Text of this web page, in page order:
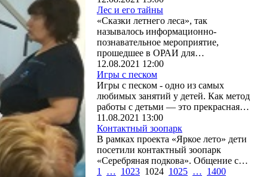
Лес и его тайны
«Сказки летнего леса», так
называлось информационно-
познавательное мероприятие,
прошедшее в ОРАИ для…
12.08.2021 12:00
Игры с песком
Игры с песком - одно из самых
любимых занятий у детей. Как метод
работы с детьми — это прекрасная…
11.08.2021 13:00
Контактный зоопарк
В рамках проекта «Яркое лето» дети
посетили контактный зоопарк
«Серебряная подкова». Общение с…
1
… 1023 1024 1025 … 1400